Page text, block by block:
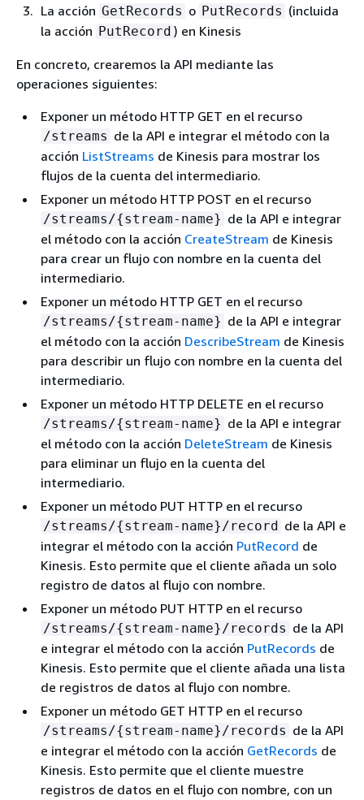
La acción GetRecords o PutRecords (incluida
la acción PutRecord ) en Kinesis
En concreto, crearemos la API mediante las
operaciones siguientes:
Exponer un método HTTP GET en el recurso
/streams de la API e integrar el método con la
acción ListStreams de Kinesis para mostrar los
flujos de la cuenta del intermediario.
Exponer un método HTTP POST en el recurso
/streams/{stream-name} de la API e integrar
el método con la acción CreateStream de Kinesis
para crear un flujo con nombre en la cuenta del
intermediario.
Exponer un método HTTP GET en el recurso
/streams/{stream-name} de la API e integrar
el método con la acción DescribeStream de Kinesis
para describir un flujo con nombre en la cuenta del
intermediario.
Exponer un método HTTP DELETE en el recurso
/streams/{stream-name} de la API e integrar
el método con la acción DeleteStream de Kinesis
para eliminar un flujo en la cuenta del
intermediario.
Exponer un método PUT HTTP en el recurso
/streams/{stream-name}/record de la API e
integrar el método con la acción PutRecord de
Kinesis. Esto permite que el cliente añada un solo
registro de datos al flujo con nombre.
Exponer un método PUT HTTP en el recurso
/streams/{stream-name}/records de la API
e integrar el método con la acción PutRecords de
Kinesis. Esto permite que el cliente añada una lista
de registros de datos al flujo con nombre.
Exponer un método GET HTTP en el recurso
/streams/{stream-name}/records de la API
e integrar el método con la acción GetRecords de
Kinesis. Esto permite que el cliente muestre
registros de datos en el flujo con nombre, con un